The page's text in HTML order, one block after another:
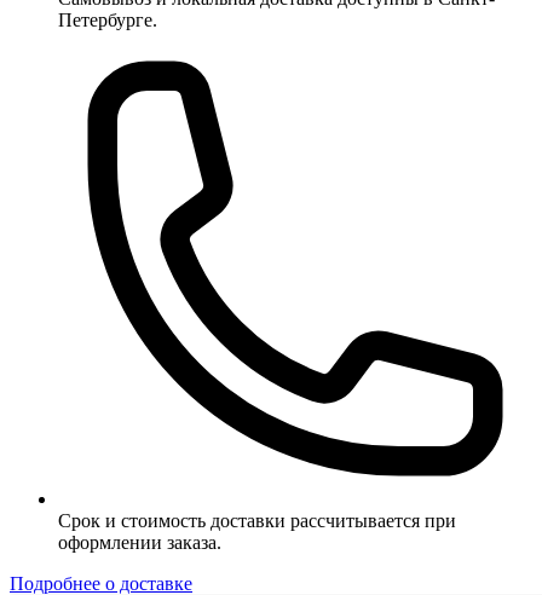
Петербурге.
Срок и стоимость доставки рассчитывается при
оформлении заказа.
Подробнее о доставке